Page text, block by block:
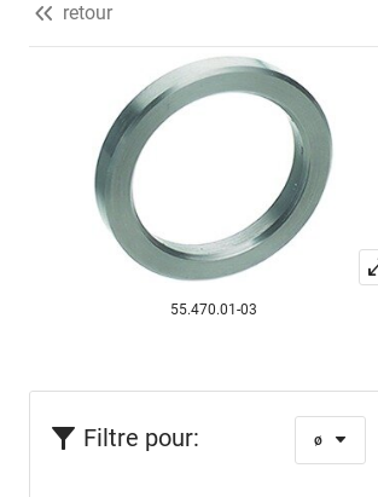
Sélectionnez une langue (FR)
retour
55.470.01-03
Filtre pour: ø